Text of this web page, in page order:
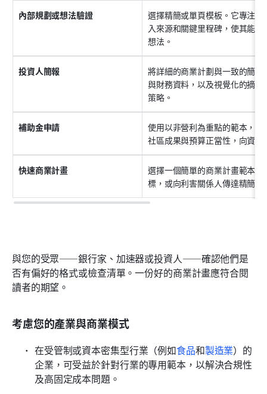
內部規劃或想法驗證
選擇精簡或單頁模板。它專注
入來源和關鍵里程碑，使其能
想法。
投資人簡報
將詳細的商業計劃與一致的簡
與財務資料，以及視覺化的摘
策略。
補助金申請
使用以非營利為重點的範本，
社區成果與預算正當性，向資
快速商業計畫
選擇一個簡單的商業計畫範本
標，或向利害關係人傳達精簡
與您的受眾——銀行家、加速器或投資人——確認他們是
否有偏好的格式或檢查清單。一份好的商業計畫應符合閱
讀者的期望。
考慮您的產業與商業模式
在受管制或資本密集型行業（例如食品和製造業）的
企業，可受益於針對行業的專用範本，以解決合規性
及高固定成本問題。